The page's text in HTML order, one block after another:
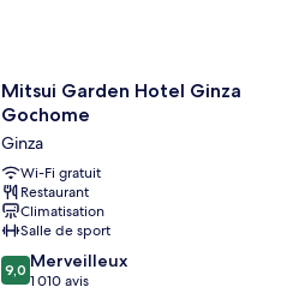
Mitsui
Garden
Ginza
Gochome
Ginza
Mitsui Garden Hotel Ginza
Gochome
Ginza
Wi-Fi gratuit
Restaurant
Climatisation
Salle de sport
9.0
sur
9,0 Merveilleux
1 010 avis